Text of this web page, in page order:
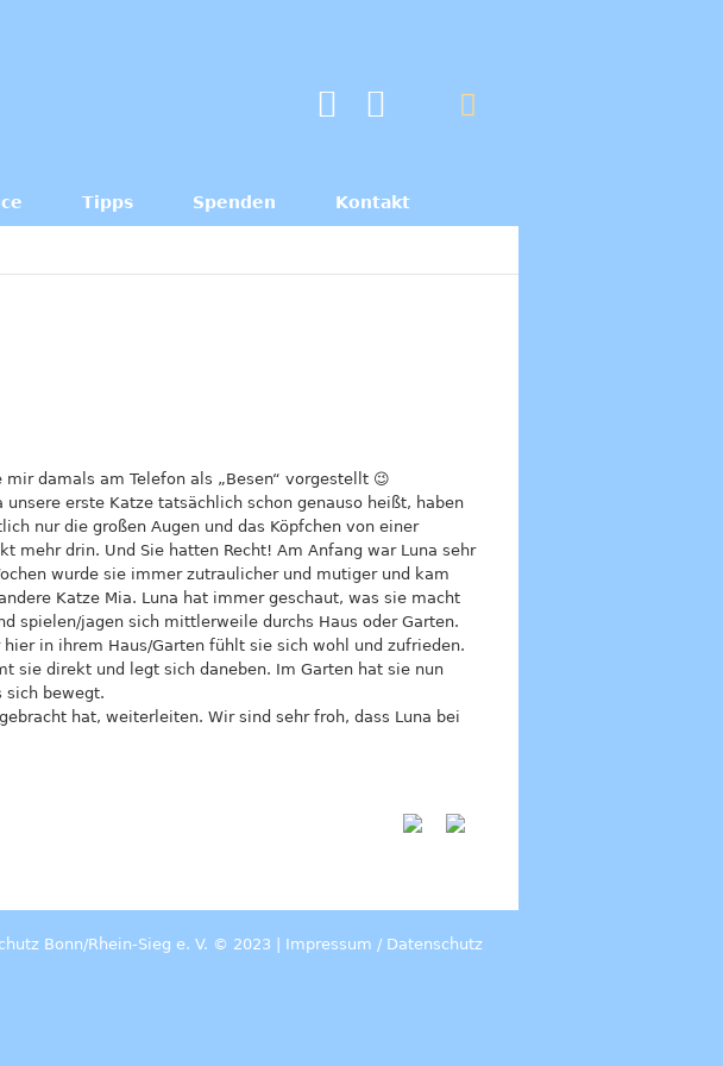
Tipps Spenden Kontakt
damals am Telefon als „Besen“ vorgestellt 😉
erste Katze tatsächlich schon genauso heißt, haben
nur die großen Augen und das Köpfchen von einer
mehr drin. Und Sie hatten Recht! Am Anfang war Luna sehr
wurde sie immer zutraulicher und mutiger und kam
Katze Mia. Luna hat immer geschaut, was sie macht
spielen/jagen sich mittlerweile durchs Haus oder Garten.
in ihrem Haus/Garten fühlt sie sich wohl und zufrieden.
sie direkt und legt sich daneben. Im Garten hat sie nun
sich bewegt.
hat, weiterleiten. Wir sind sehr froh, dass Luna bei
Bonn/Rhein-Sieg e. V. © 2023 | Impressum / Datenschutz